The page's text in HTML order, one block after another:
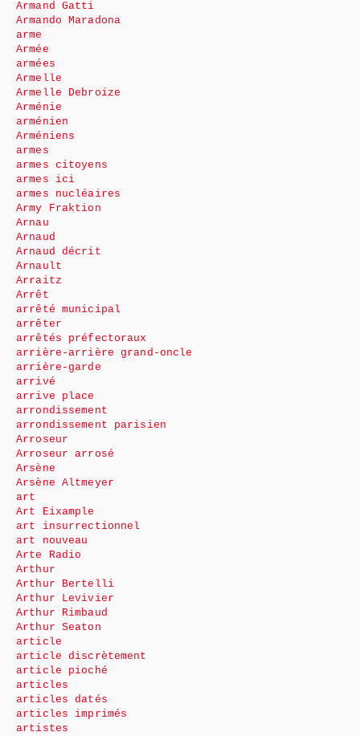
Armand Gatti
Armando Maradona
arme
Armée
armées
Armelle
Armelle Debroize
Arménie
arménien
Arméniens
armes
armes citoyens
armes ici
armes nucléaires
Army Fraktion
Arnau
Arnaud
Arnaud décrit
Arnault
Arraitz
Arrêt
arrêté municipal
arrêter
arrêtés préfectoraux
arrière-arrière grand-oncle
arrière-garde
arrivé
arrive place
arrondissement
arrondissement parisien
Arroseur
Arroseur arrosé
Arsène
Arsène Altmeyer
art
Art Eixample
art insurrectionnel
art nouveau
Arte Radio
Arthur
Arthur Bertelli
Arthur Levivier
Arthur Rimbaud
Arthur Seaton
article
article discrètement
article pioché
articles
articles datés
articles imprimés
artistes